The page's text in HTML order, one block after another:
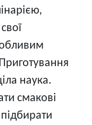
наука.
смакові
підбирати